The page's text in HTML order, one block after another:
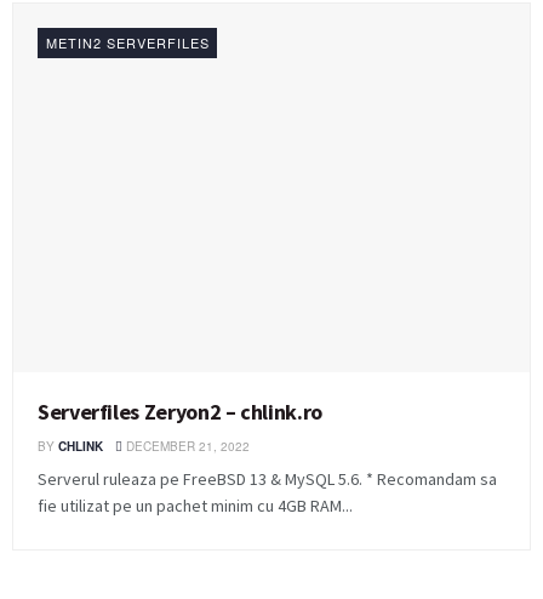
METIN2 SERVERFILES
Serverfiles Zeryon2 – chlink.ro
BY CHLINK DECEMBER 21, 2022
Serverul ruleaza pe FreeBSD 13 & MySQL 5.6. * Recomandam sa
fie utilizat pe un pachet minim cu 4GB RAM...